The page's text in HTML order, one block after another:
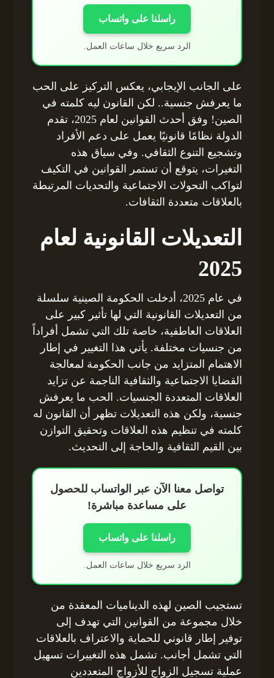
راسلنا على واتساب
الرد سريع خلال ساعات العمل.
على الجانب الإيجابي، يعكس التركيز على الحب
ما يعرفش جنسية.. لكن القانون ليه كلمته في
الصين! وفق أحدث القوانين لعام 2025، تقدم
الدولة نظامًا قانونيًا يعمل على دعم الأفراد
وتشجيع التنوع الثقافي. وفي سياق هذه
التغيرات، يتوقع أن تستمر القوانين في التكيف
لتواكب التحولات الاجتماعية والتحديات المرتبطة
بالعلاقات متعددة الثقافات.
التعديلات القانونية لعام
2025
في عام 2025، أدخلت الحكومة الصينية سلسلة
من التعديلات القانونية التي لها تأثير كبير على
العلاقات العاطفية، خاصة تلك التي تشمل أفراداً
من جنسيات مختلفة. يأتي هذا التغيير في إطار
الاهتمام المتزايد من جانب الحكومة لمعالجة
القضايا الاجتماعية والثقافية الناجمة عن تزايد
العلاقات المتعددة الجنسيات. الحب ما يعرفش
جنسية، ولكن هذه التعديلات تظهر أن القانون له
كلمته في تنظيم هذه العلاقات وتحقيق التوازن
بين القيم الثقافية والحاجة إلى التحديث.
تواصل معنا الآن عبر الواتساب للحصول
على مساعدة مباشرة!
راسلنا على واتساب
الرد سريع خلال ساعات العمل.
تستجيب الصين لهذه الديناميات المعقدة من
خلال مجموعة من القوانين التي تهدف إلى
توفير إطار قانوني للحماية والاعتراف بالعلاقات
التي تشمل أجانب. تشمل هذه التغييرات تسهيل
عملية تسجيل الزواج للأزواج المتعددين